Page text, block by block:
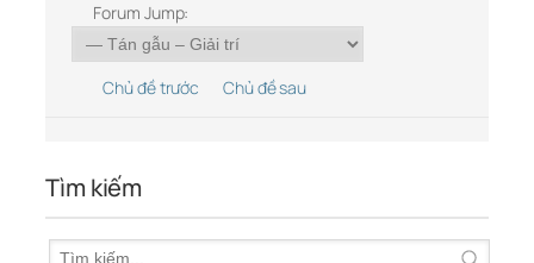
Forum Jump:
Chủ đề trước Chủ đề sau
Tìm kiếm